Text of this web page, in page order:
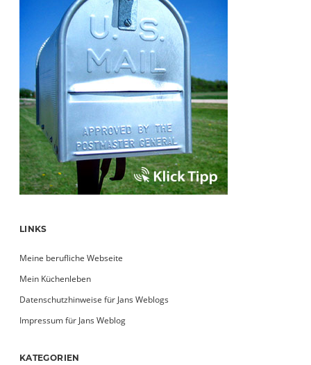
LINKS
Meine berufliche Webseite
Mein Küchenleben
Datenschutzhinweise für Jans Weblogs
Impressum für Jans Weblog
KATEGORIEN